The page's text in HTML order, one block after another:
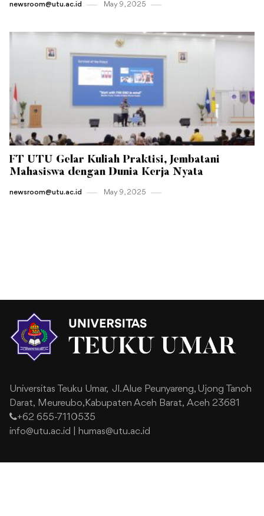
newsroom@utu.ac.id May 9 , 2025
FT UTU Gelar Kuliah Praktisi, Jembatani
Mahasiswa dengan Dunia Kerja Nyata
newsroom@utu.ac.id May 9 , 2025
Universitas Teuku Umar, Jl. Alue Peunyareng, Ujong Tanoh
Darat, Meureubo,Kabupaten Aceh Barat, Aceh 23681
+62 655-7110535
info@utu.ac.id
humas@utu.ac.id